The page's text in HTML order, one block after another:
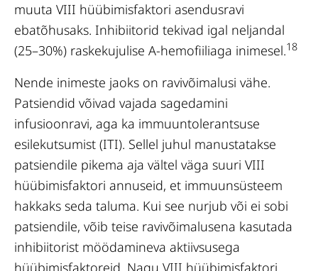
muuta VIII hüübimisfaktori asendusravi
ebatõhusaks. Inhibiitorid tekivad igal neljandal
(25–30%) raskekujulise A-hemofiiliaga inimesel.18
Nende inimeste jaoks on ravivõimalusi vähe.
Patsiendid võivad vajada sagedamini
infusioonravi, aga ka immuuntolerantsuse
esilekutsumist (ITI). Sellel juhul manustatakse
patsiendile pikema aja vältel väga suuri VIII
hüübimisfaktori annuseid, et immuunsüsteem
hakkaks seda taluma. Kui see nurjub või ei sobi
patsiendile, võib teise ravivõimalusena kasutada
inhibiitorist möödamineva aktiivsusega
hüübimisfaktoreid. Nagu VIII hüübimisfaktori